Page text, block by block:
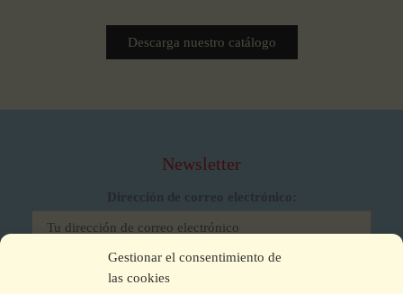
Gestionar el consentimiento de
las cookies
Descarga nuestro catálogo
Newsletter
Dirección de correo electrónico:
He leído y acepto los términos y condiciones